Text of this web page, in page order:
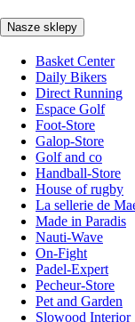
Nasze sklepy
Basket Center
Daily Bikers
Direct Running
Espace Golf
Foot-Store
Galop-Store
Golf and co
Handball-Store
House of rugby
La sellerie de
Made in Paradis
Nauti-Wave
On-Fight
Padel-Expert
Pecheur-Store
Pet and Garden
Slowood Interior